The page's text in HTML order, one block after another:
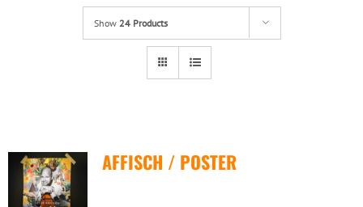
Lämna original & filer
Kontakt
Show 24 Products
AFFISCH / POSTER